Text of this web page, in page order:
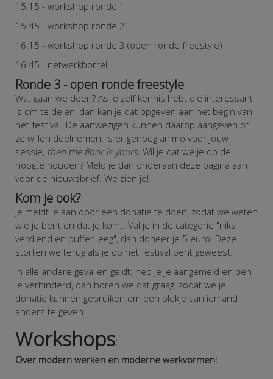
15:15 - workshop ronde 1
15:45 - workshop ronde 2
16:15 - workshop ronde 3 (open ronde freestyle)
16:45 - netwerkborrel
Ronde 3 - open ronde freestyle
Wat gaan we doen? As je zelf kennis hebt die interessant
is om te delen, dan kan je dat opgeven aan het begin van
het festival. De aanwezigen kunnen daarop aangeven of
ze willen deelnemen. Is er genoeg animo voor jouw
sessie, then the floor is yours. Wil je dat we je op de
hoogte houden? Meld je dan onderaan deze pagina aan
voor de nieuwsbrief. We zien je!
Kom je ook?
Je meldt je aan door een donatie te doen, zodat we weten
wie je bent en dat je komt. Val je in de categorie "niks
verdiend en buffer leeg", dan doneer je 5 euro. Deze
storten we terug als je op het festival bent geweest.
In alle andere gevallen geldt: heb je je aangemeld en ben
je verhinderd, dan horen we dat graag, zodat we je
donatie kunnen gebruiken om een plekje aan iemand
anders te geven.
Workshops:
Over modern werken en moderne werkvormen: